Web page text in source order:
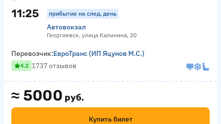
11:25 прибытие на след. день
Автовокзал
Георгиевск, улица Калинина, 20
≈ 5000 руб.
Купить билет
Перевозчик:ЕвроТранс (ИП Яцунов М.С.)
4.2 1737 отзывов